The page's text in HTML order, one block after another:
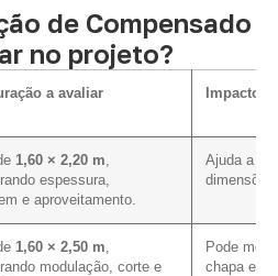
de Compensado
no projeto?
a avaliar Impacto
1,60 × 2,20 m
espessura,
e aproveitamento.
Ajuda a
1,60 × 2,50 m
modulação, corte e
Pode
chapa em